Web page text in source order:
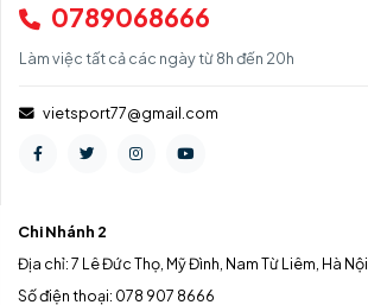
0789068666
Làm việc tất cả các ngày từ 8h đến 20h
vietsport77@gmail.com
Chi Nhánh 2
Địa chỉ: 7 Lê Đức Thọ, Mỹ Đình, Nam Từ Liêm, Hà Nội
Số điện thoại: 078 907 8666